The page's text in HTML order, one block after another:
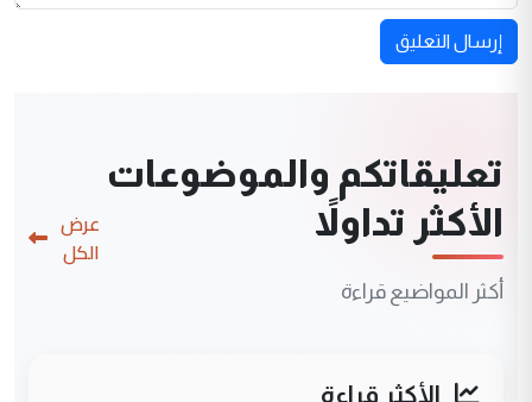
إرسال التعليق
تعليقاتكم والموضوعات
الأكثر تداولاً
أكثر المواضيع قراءة
عرض
الكل
الأكثر قراءة